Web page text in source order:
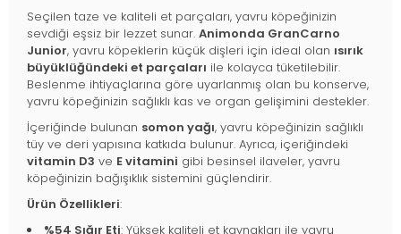
Seçilen taze ve kaliteli et parçaları, yavru köpeğinizin
sevdiği eşsiz bir lezzet sunar. Animonda GranCarno
Junior, yavru köpeklerin küçük dişleri için ideal olan ısırık
büyüklüğündeki et parçaları ile kolayca tüketilebilir.
Beslenme ihtiyaçlarına göre uyarlanmış olan bu konserve,
yavru köpeğinizin sağlıklı kas ve organ gelişimini destekler.
İçeriğinde bulunan somon yağı, yavru köpeğinizin sağlıklı
tüy ve deri yapısına katkıda bulunur. Ayrıca, içeriğindeki
vitamin D3 ve E vitamini gibi besinsel ilaveler, yavru
köpeğinizin bağışıklık sistemini güçlendirir.
Ürün Özellikleri:
%54 Sığır Eti: Yüksek kaliteli et kaynakları ile yavru